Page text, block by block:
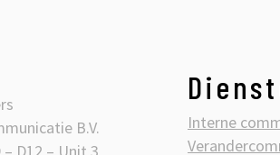
B.V.
Interne